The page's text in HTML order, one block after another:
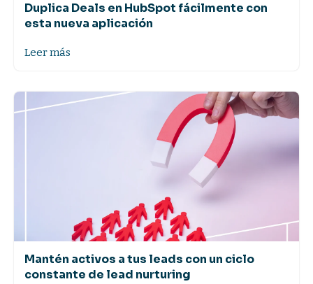
Duplica Deals en HubSpot fácilmente con
esta nueva aplicación
Leer más
Mantén activos a tus leads con un ciclo
constante de lead nurturing